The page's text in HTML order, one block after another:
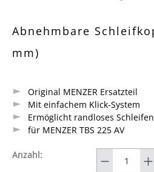
Abnehmbare
mm)
Original MENZER Ersatzteil
Mit einfachem Klick-System
Ermöglicht randloses Schleifen
für MENZER TBS 225 AV
Anzahl: